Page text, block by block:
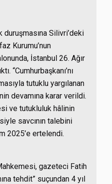
Silivri’deki
Kurumu’nun
İstanbul 26. Ağır
“Cumhurbaşkanı’nı
tutuklu yargılanan
devamına karar verildi.
ve tutukluluk hâlinin
savcının talebini
2025’e ertelendi.
gazeteci Fatih
tehdit” suçundan 4 yıl